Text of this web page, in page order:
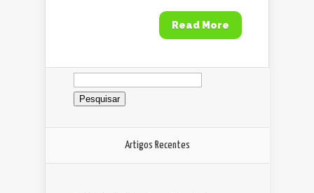
Read More
Pesquisar
por:
Artigos Recentes